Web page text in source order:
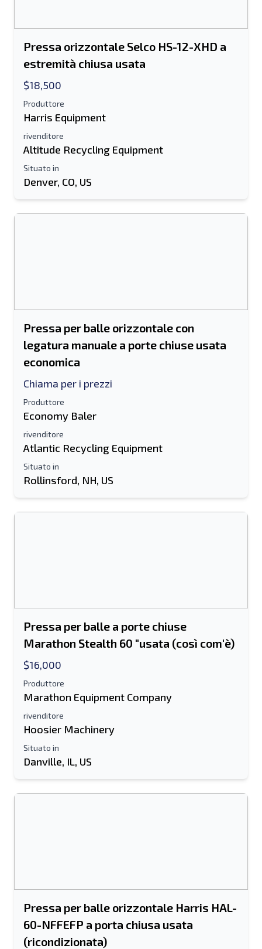
Pressa orizzontale Selco HS-12-XHD a
estremità chiusa usata
$18,500
Produttore
Harris Equipment
rivenditore
Altitude Recycling Equipment
Situato in
Denver, CO, US
Pressa per balle orizzontale con
legatura manuale a porte chiuse usata
economica
Chiama per i prezzi
Produttore
Economy Baler
rivenditore
Atlantic Recycling Equipment
Situato in
Rollinsford, NH, US
Pressa per balle a porte chiuse
Marathon Stealth 60 "usata (così com'è)
$16,000
Produttore
Marathon Equipment Company
rivenditore
Hoosier Machinery
Situato in
Danville, IL, US
Pressa per balle orizzontale Harris HAL-
60-NFFEFP a porta chiusa usata
(ricondizionata)